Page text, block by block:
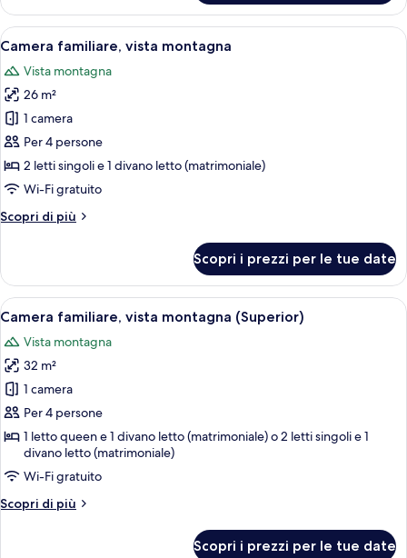
su
due
livelli,
privata
Apri
tutte
le
foto
per
Camera
familiare,
vista
montagna
Un bagno moderno con una parete
1
Camera familiare, vista montagna
Vista montagna
26 m²
1 camera
Per 4 persone
2 letti singoli e 1 divano letto (matrimoniale)
Wi-Fi gratuito
Scopri di più
Altri
familiare,
vista
montagna
Scopri i prezzi per le tue date
Apri
tutte
le
foto
per
Camera
familiare,
vista
montagna
(Superior)
Camera familiare, vista montagna
5
Camera familiare, vista montagna (Superior)
Vista montagna
32 m²
1 camera
Per 4 persone
1 letto queen e 1 divano letto (matrimoniale) o 2 letti singoli e 1
divano letto (matrimoniale)
Wi-Fi gratuito
Scopri di più
Altri
Scopri i prezzi per le tue date